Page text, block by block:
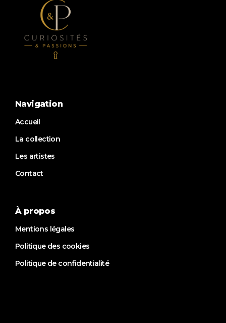
Navigation
Accueil
La collection
Les artistes
Contact
À propos
Mentions légales
Politique des cookies
Politique de confidentialité